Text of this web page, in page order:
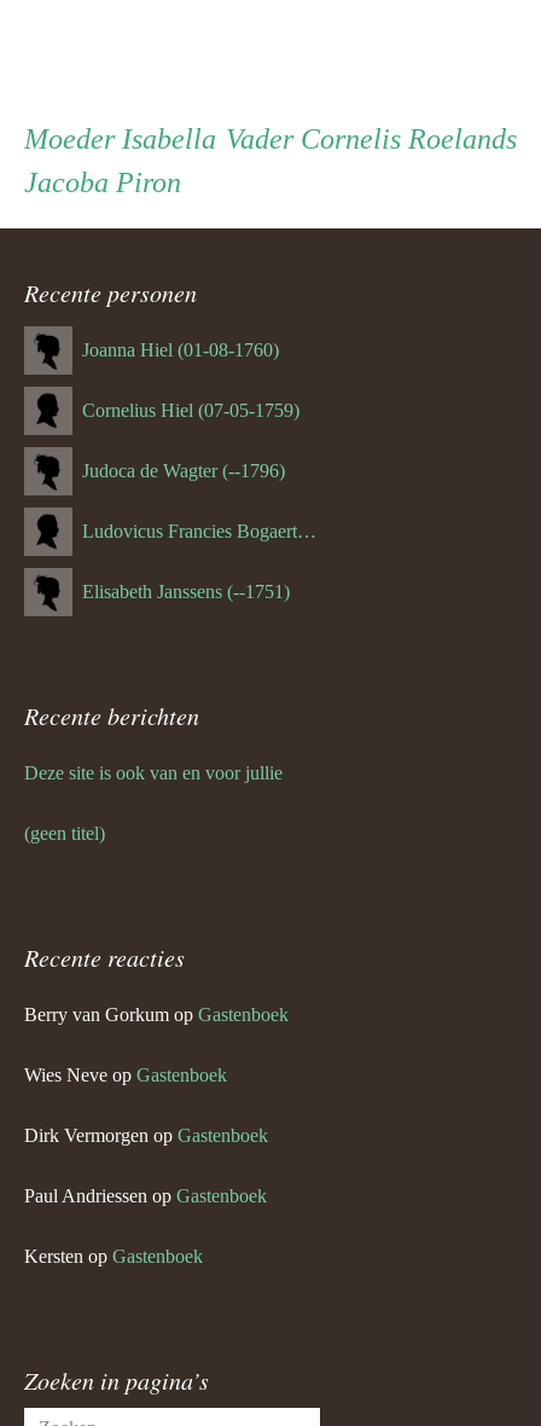
Persoon
ouder
navigatie
Vader Vader
Cornelis Roelands
Moeder Moeder
Isabella
Jacoba Piron
Recente personen
Joanna Hiel (01-08-1760)
Cornelius Hiel (07-05-1759)
Judoca de Wagter (--1796)
Ludovicus Francies Bogaert (--1825)
Elisabeth Janssens (--1751)
Recente berichten
Deze site is ook van en voor jullie
(geen titel)
Recente reacties
Berry van Gorkum op Gastenboek
Wies Neve op Gastenboek
Dirk Vermorgen op Gastenboek
Paul Andriessen op Gastenboek
Kersten op Gastenboek
Zoeken in pagina’s
Zoeken